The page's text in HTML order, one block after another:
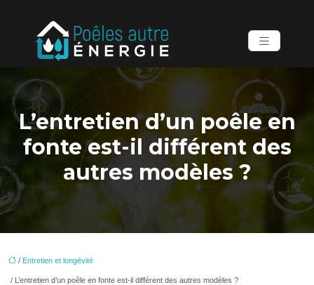
L’entretien d’un poêle en
fonte est-il différent des
autres modèles ?
/ Entretien et longévité
/ L’entretien d’un poêle en fonte est-il différent des autres modèles ?